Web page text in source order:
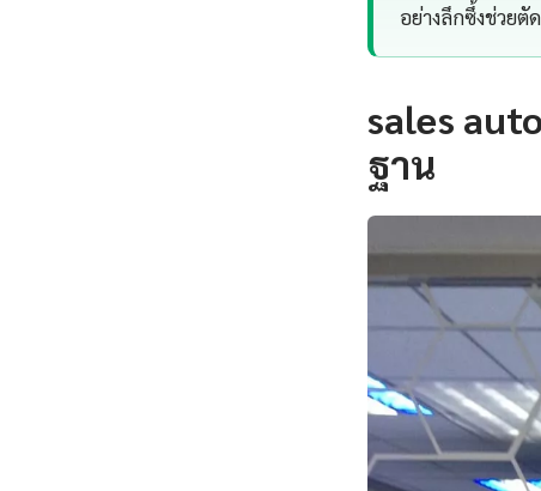
อย่างลึกซึ้งช่วยตั
sales
ฐาน